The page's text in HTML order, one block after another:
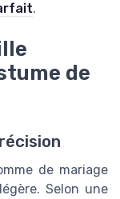
.
de
de mariage
Selon une